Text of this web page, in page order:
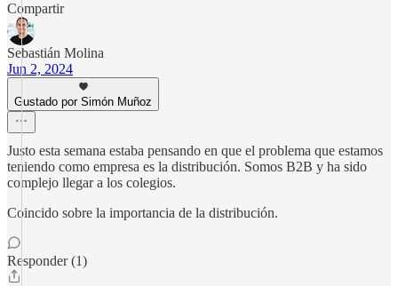
Compartir
Sebastián Molina
Jun 2, 2024
Gustado por Simón Muñoz
Justo esta semana estaba pensando en que el problema que estamos
teniendo como empresa es la distribución. Somos B2B y ha sido
complejo llegar a los colegios.
Coincido sobre la importancia de la distribución.
Responder (1)